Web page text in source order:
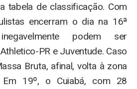
tabela de classificação. Com
encerram o dia na 16ª
podem ser
PR e Juventude. Caso
Bruta, afinal, volta à zona
Em 19º, o Cuiabá, com 28